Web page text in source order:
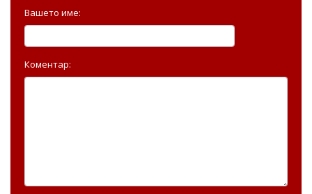
Вашето име:
Коментар: